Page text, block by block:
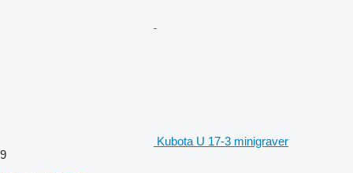
Kubota U 17-3 minigraver
9